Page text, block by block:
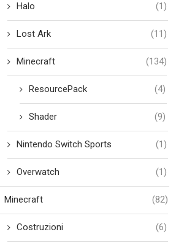
Halo (1)
Lost Ark (11)
Minecraft (134)
ResourcePack (4)
Shader (9)
Nintendo Switch Sports (1)
Overwatch (1)
Minecraft (82)
Costruzioni (6)